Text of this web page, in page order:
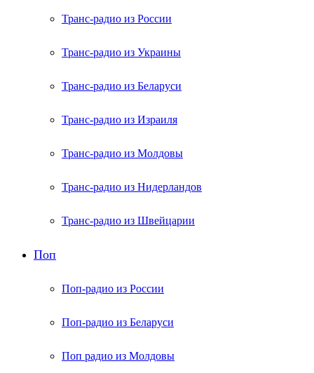
Транс-радио из России
Транс-радио из Украины
Транс-радио из Беларуси
Транс-радио из Израиля
Транс-радио из Молдовы
Транс-радио из Нидерландов
Транс-радио из Швейцарии
Поп
Поп-радио из России
Поп-радио из Беларуси
Поп радио из Молдовы